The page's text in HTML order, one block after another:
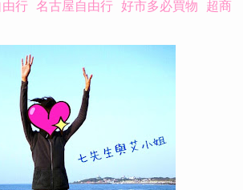
行 名古屋自由行 好市多必買物 超商